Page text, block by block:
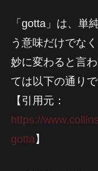
「gotta」は、単
う意味だけでな
妙に変わると言
ては以下の通りで
【引用元：
https://
gotta 】